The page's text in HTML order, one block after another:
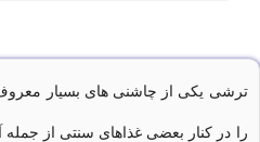
ترشی یکی از چاشنی های بسیار معروف
را در کنار بعضی غذاهای سنتی از